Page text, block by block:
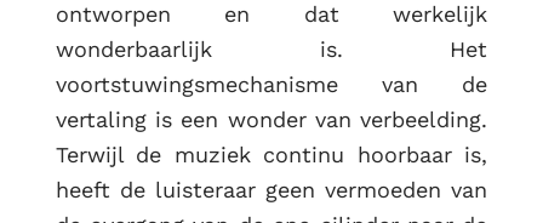
ontworpen en dat werkelijk
wonderbaarlijk is. Het
voortstuwingsmechanisme van de
vertaling is een wonder van verbeelding.
Terwijl de muziek continu hoorbaar is,
heeft de luisteraar geen vermoeden van